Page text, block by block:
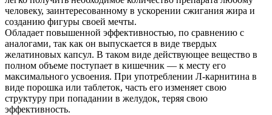
человеку, заинтересованному в ускорении сжигания жира и
созданию фигуры своей мечты.
Обладает повышенной эффективностью, по сравнению с
аналогами, так как он выпускается в виде твердых
желатиновых капсул. В таком виде действующее вещество в
полном объеме поступает в кишечник — к месту его
максимального усвоения. При употреблении Л-карнитина в
виде порошка или таблеток, часть его изменяет свою
структуру при попадании в желудок, теряя свою
эффективность.